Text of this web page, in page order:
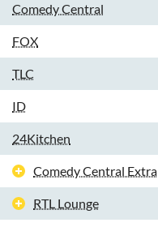
Comedy Central
FOX
TLC
ID
24Kitchen
Comedy Central Extra
RTL Lounge